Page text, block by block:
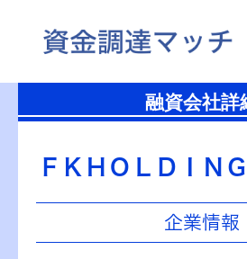
融資会社詳
ＦＫＨＯＬＤＩＮ
企業情報